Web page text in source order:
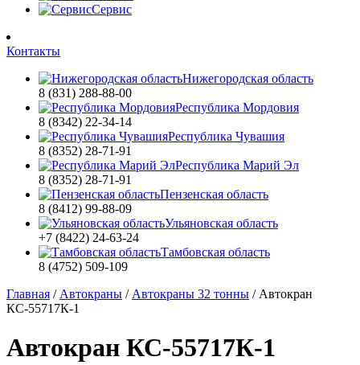
Сервис
Контакты
Нижегородская область
8 (831) 288-88-00
Республика Мордовия
8 (8342) 22-34-14
Республика Чувашия
8 (8352) 28-71-91
Республика Марий Эл
8 (8352) 28-71-91
Пензенская область
8 (8412) 99-88-09
Ульяновская область
+7 (8422) 24-63-24
Тамбовская область
8 (4752) 509-109
Главная / Автокраны / Автокраны 32 тонны / Автокран
КС-55717К-1
Автокран КС-55717К-1